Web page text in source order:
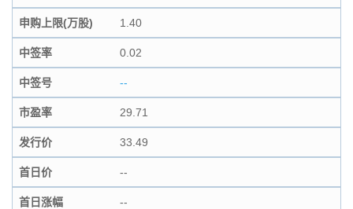
申购上限(万股) 1.40
中签率 0.02
中签号 --
市盈率 29.71
发行价 33.49
首日价 --
首日涨幅 --